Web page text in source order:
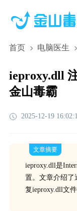
首页 电脑医生
ieproxy.dll
金山毒霸
2025-12-19
文章摘要
ieproxy.dll是
置。文章介绍了
复ieproxy.dll文